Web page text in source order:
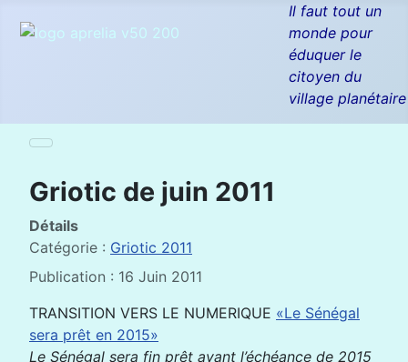
Il faut tout un
monde pour
éduquer le
citoyen du
village planétaire
Griotic de juin 2011
Détails
Catégorie : Griotic 2011
Publication : 16 Juin 2011
TRANSITION VERS LE NUMERIQUE «Le Sénégal
sera prêt en 2015»
Le Sénégal sera fin prêt avant l’échéance de 2015